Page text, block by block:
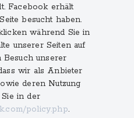
Facebook erhält
besucht haben.
während Sie in
unserer Seiten auf
unserer
wir als Anbieter
deren Nutzung
in der
policy.php.